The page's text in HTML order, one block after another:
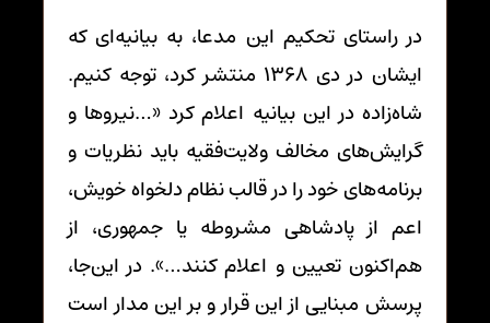
در راستای تحکیم این مدعا، به بیانیه‌ای که
ایشان در دی 1368 منتشر کرد، توجه کنیم.
شاه‌زاده در این بیانیه اعلام کرد «…نیروها و
گرایش‌های مخالف ولایت‌فقیه باید نظریات و
برنامه‌های خود را در قالب نظام دلخواه خویش،
اعم از پادشاهی مشروطه یا جمهوری، از
هم‌اکنون تعیین و اعلام کنند…». در این‌جا،
پرسش مبنایی از این قرار و بر این مدار است